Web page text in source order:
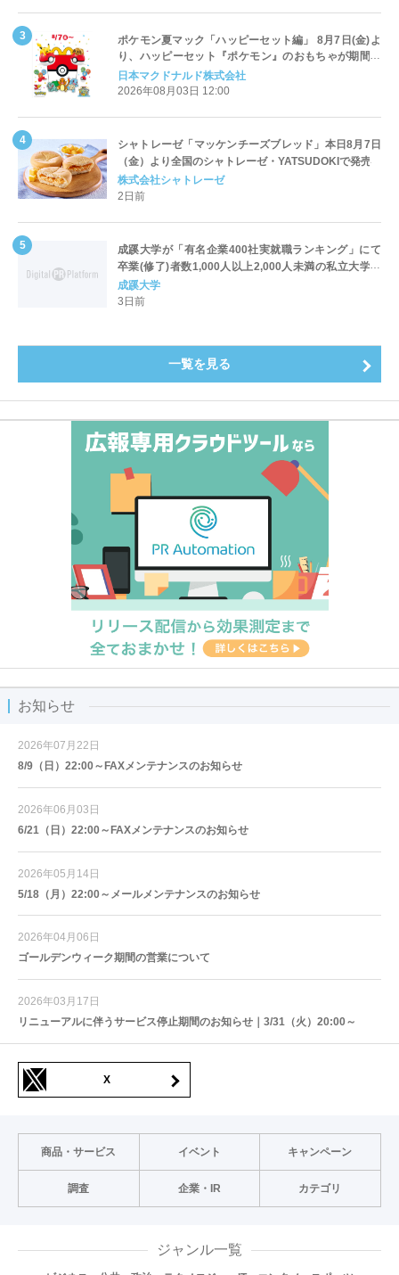
ポケモン夏マック「ハッピーセット編」 8月7日(金)よ
り、ハッピーセット『ポケモン』のおもちゃが期間限
定登場
日本マクドナルド株式会社
2026年08月03日 12:00
シャトレーゼ「マッケンチーズブレッド」本日8月7日
（金）より全国のシャトレーゼ・YATSUDOKIで発売
株式会社シャトレーゼ
2日前
成蹊大学が「有名企業400社実就職ランキング」にて
卒業(修了)者数1,000人以上2,000人未満の私立大学で
全国第1位を獲得！～実就職率は26.5%（前年比＋
4.3pt）に伸長、東京の私立大学でも10位にランクイン
成蹊大学
3日前
一覧を見る
お知らせ
2026年07月22日
8/9（日）22:00～FAXメンテナンスのお知らせ
2026年06月03日
6/21（日）22:00～FAXメンテナンスのお知らせ
2026年05月14日
5/18（月）22:00～メールメンテナンスのお知らせ
2026年04月06日
ゴールデンウィーク期間の営業について
2026年03月17日
リニューアルに伴うサービス停止期間のお知らせ｜3/31（火）20:00～
X
商品・サービス イベント キャンペーン
調査 企業・IR カテゴリ
ジャンル一覧